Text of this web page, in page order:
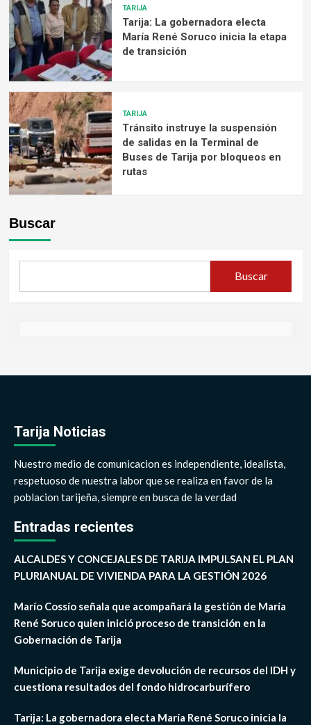
TARIJA
Tarija: La gobernadora electa
María René Soruco inicia la etapa
de transición
TARIJA
Tránsito instruye la suspensión
de salidas en la Terminal de
Buses de Tarija por bloqueos en
rutas
Buscar
Buscar
Tarija Noticias
Nuestro medio de comunicacion es independiente, idealista,
respetuoso de nuestra labor que se realiza en favor de la
poblacion tarijeña, siempre en busca de la verdad
Entradas recientes
ALCALDES Y CONCEJALES DE TARIJA IMPULSAN EL PLAN
PLURIANUAL DE VIVIENDA PARA LA GESTIÓN 2026
Marío Cossío señala que acompañará la gestión de María
René Soruco quien inició proceso de transición en la
Gobernación de Tarija
Municipio de Tarija exige devolución de recursos del IDH y
cuestiona resultados del fondo hidrocarburífero
Tarija: La gobernadora electa María René Soruco inicia la